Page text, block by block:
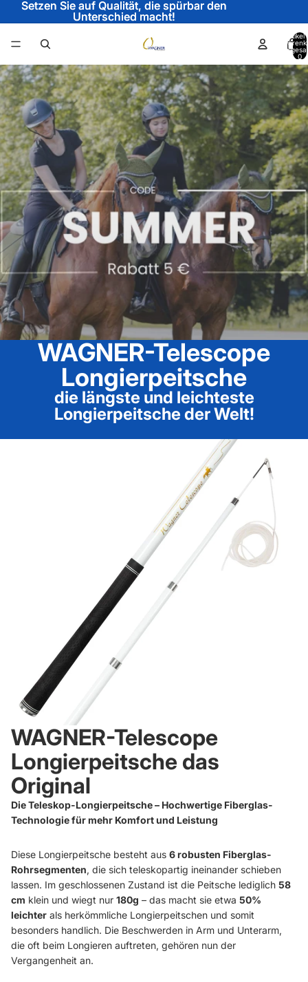
Setzen Sie auf Qualität, die spürbar den
Unterschied macht!
Setzen Sie auf Qualität, die spürbar den
Unterschied macht!
Artikel
0
WAGNER-Telescope
Longierpeitsche
die längste und leichteste
Longierpeitsche der Welt!
WAGNER-Telescope
Longierpeitsche das
Original
Die Teleskop-Longierpeitsche – Hochwertige Fiberglas-
Technologie für mehr Komfort und Leistung
Diese Longierpeitsche besteht aus 6 robusten Fiberglas-
Rohrsegmenten, die sich teleskopartig ineinander schieben
lassen. Im geschlossenen Zustand ist die Peitsche lediglich 58
cm klein und wiegt nur 180g – das macht sie etwa 50%
leichter als herkömmliche Longierpeitschen und somit
besonders handlich. Die Beschwerden in Arm und Unterarm,
die oft beim Longieren auftreten, gehören nun der
Vergangenheit an.